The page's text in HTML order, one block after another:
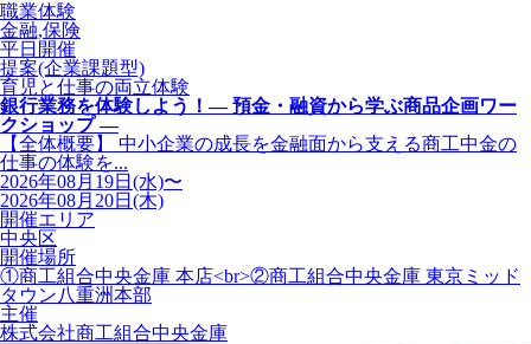
職業体験
金融,保険
平日開催
提案(企業課題型)
育児と仕事の両立体験
銀行業務を体験しよう！― 預金・融資から学ぶ商品企画ワー
クショップ ―
【全体概要】 中小企業の成長を金融面から支える商工中金の
仕事の体験を...
2026年08月19日(水)〜
2026年08月20日(木)
開催エリア
中央区
開催場所
①商工組合中央金庫 本店<br>②商工組合中央金庫 東京ミッド
タウン八重洲本部
主催
株式会社商工組合中央金庫